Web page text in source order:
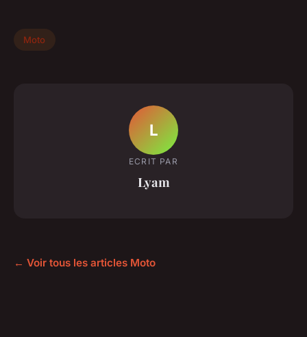
Moto
L
ECRIT PAR
Lyam
← Voir tous les articles Moto